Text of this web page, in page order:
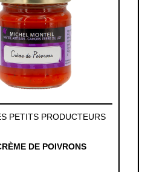
PETITS PRODUCTEURS
DE POIVRONS